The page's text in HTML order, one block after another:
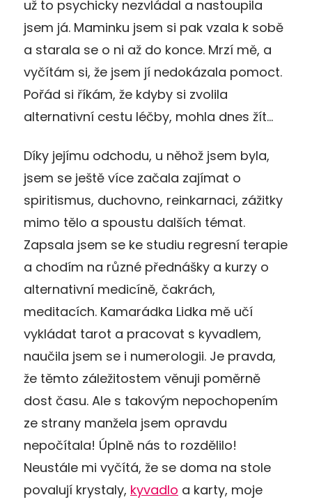
už to psychicky nezvládal a nastoupila
jsem já. Maminku jsem si pak vzala k sobě
a starala se o ni až do konce. Mrzí mě, a
vyčítám si, že jsem jí nedokázala pomoct.
Pořád si říkám, že kdyby si zvolila
alternativní cestu léčby, mohla dnes žít…
Díky jejímu odchodu, u něhož jsem byla,
jsem se ještě více začala zajímat o
spiritismus, duchovno, reinkarnaci, zážitky
mimo tělo a spoustu dalších témat.
Zapsala jsem se ke studiu regresní terapie
a chodím na různé přednášky a kurzy o
alternativní medicíně, čakrách,
meditacích. Kamarádka Lidka mě učí
vykládat tarot a pracovat s kyvadlem,
naučila jsem se i numerologii. Je pravda,
že těmto záležitostem věnuji poměrně
dost času. Ale s takovým nepochopením
ze strany manžela jsem opravdu
nepočítala! Úplně nás to rozdělilo!
Neustále mi vyčítá, že se doma na stole
povalují krystaly, kyvadlo a karty, moje